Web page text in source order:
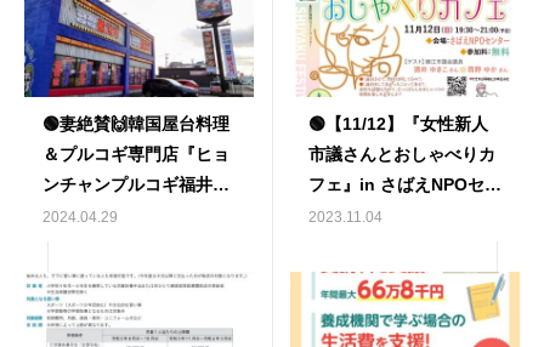
🟢妻絶賛🙌韓国屋台料理
＆プルコギ専門店『ヒョ
ンチャンプルコギ福井大
和田店』がオープン🟢
2024.04.29
🟢【11/12】『女性新人
市議さんとおしゃべりカ
フェ』in さばえNPOセン
ター🟢
2023.11.04